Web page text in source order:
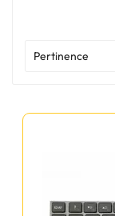
Pertinence